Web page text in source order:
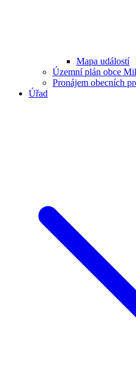
Mapa událostí
Územní plán obce
Pronájem obecních
Úřad